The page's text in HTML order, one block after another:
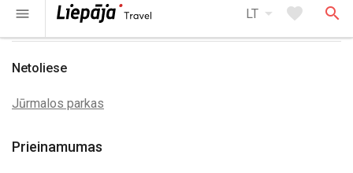
menu LT arrow_drop_down favorite search
Netoliese
Jūrmalos parkas
Prieinamumas